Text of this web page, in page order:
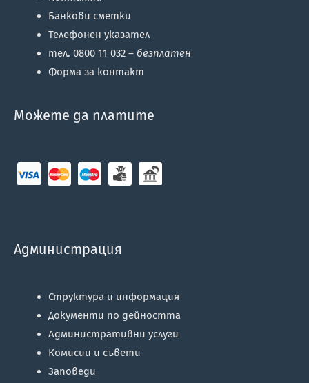
Банкови сметки
Телефонен указател
тел. 0800 11 032 – безплатен
Форма за контакт
Можете да платите
Администрация
Структура и информация
Документи по дейността
Административни услуги
Комисии и съвети
Заповеди